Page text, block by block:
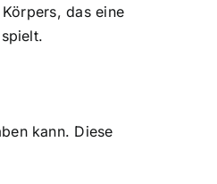
das eine
kann. Diese